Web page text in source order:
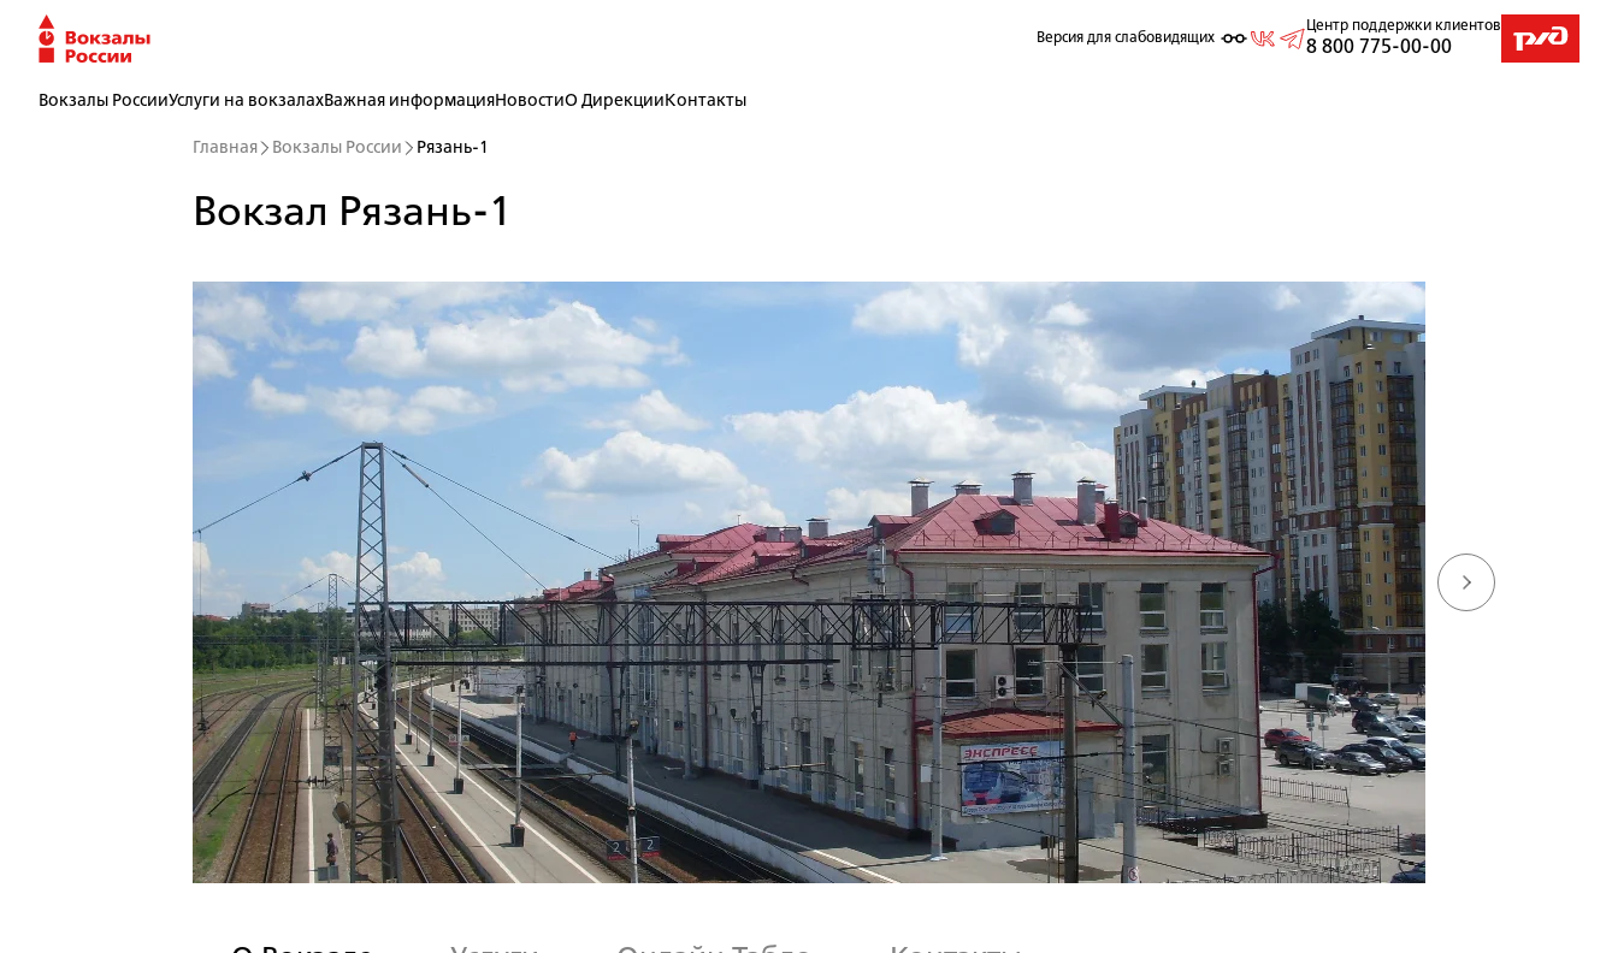
Версия для слабовидящих
Центр поддержки клиентов
8 800 775-00-00
Вокзалы РоссииУслуги на вокзалахВажная информацияНовостиО Дирекции Контакты
Главная Вокзалы России Рязань-1
Вокзал Рязань-1